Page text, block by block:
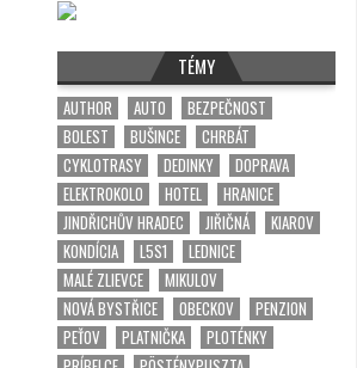
TÉMY
AUTHOR AUTO
BEZPEČNOST
BOLEST
BUŠINCE
CHRBÁT
CYKLOTRASY
DEDINKY
DOPRAVA
ELEKTROKOLO
HOTEL
HRANICE
JINDŘICHŮV HRADEC
JIŘIČNÁ
KIAROV
KONDÍCIA
L5S1
LEDNICE
MALÉ ZLIEVCE
MIKULOV
NOVÁ BYSTŘICE
OBECKOV
PENZION
PEŤOV
PLATNIČKA
PLOTÉNKY